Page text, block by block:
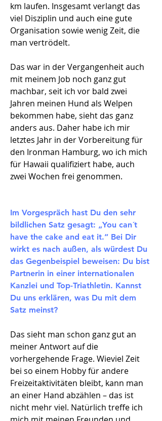
km laufen. Insgesamt verlangt das
viel Disziplin und auch eine gute
Organisation sowie wenig Zeit, die
man vertrödelt.
Das war in der Vergangenheit auch
mit meinem Job noch ganz gut
machbar, seit ich vor bald zwei
Jahren meinen Hund als Welpen
bekommen habe, sieht das ganz
anders aus. Daher habe ich mir
letztes Jahr in der Vorbereitung für
den Ironman Hamburg, wo ich mich
für Hawaii qualifiziert habe, auch
zwei Wochen frei genommen.
Im Vorgespräch hast Du den sehr
bildlichen Satz gesagt: „You can´t
have the cake and eat it.“ Bei Dir
wirkt es nach außen, als würdest Du
das Gegenbeispiel beweisen: Du bist
Partnerin in einer internationalen
Kanzlei und Top-Triathletin. Kannst
Du uns erklären, was Du mit dem
Satz meinst?
Das sieht man schon ganz gut an
meiner Antwort auf die
vorhergehende Frage. Wieviel Zeit
bei so einem Hobby für andere
Freizeitaktivitäten bleibt, kann man
an einer Hand abzählen – das ist
nicht mehr viel. Natürlich treffe ich